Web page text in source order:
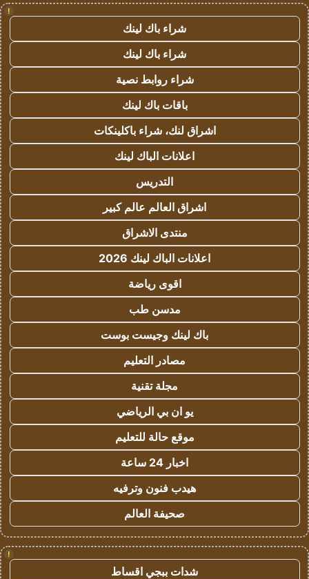
!
شراء باك لينك
شراء باك لينك
شراء روابط نصية
باقات باك لينك
اشراق لنك، شراء باكلينكات
اعلانات الباك لينك
التدريس
اشراق العالم عالم كبير
منتدى الاشراق
اعلانات الباك لينك 2026
اقوى رياضة
مدسن طب
باك لينك وجيست بوست
مصادر التعليم
مجلة تقنية
يو ان بي الرياضي
موقع حالة للتعليم
اخبار 24 ساعة
هيدب فنون وترفيه
صحيفة العالم
!
شدات ببجي اقساط